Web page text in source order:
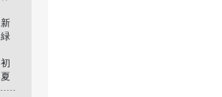
新
緑
初
夏